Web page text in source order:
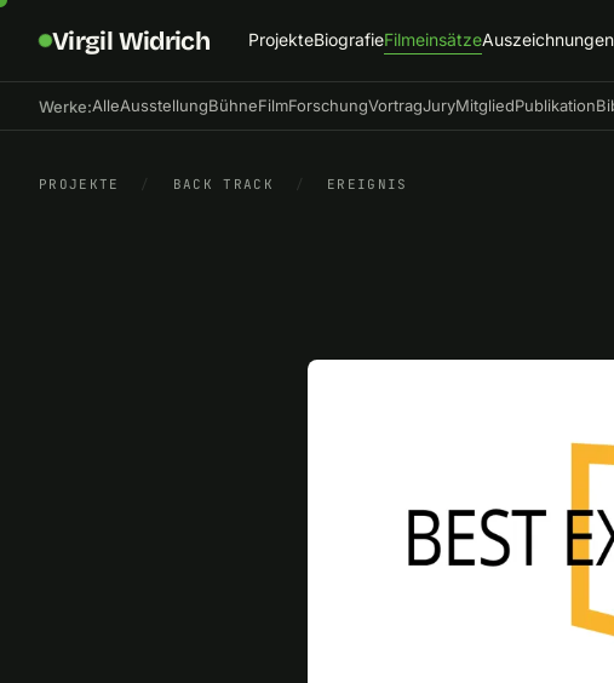
Virgil Widrich ProjekteBiografieFilmeinsätzeAuszeichnungen
Werke:AlleAusstellungBühneFilmForschungVortragJuryMitgliedPublikation
PROJEKTE / BACK TRACK / EREIGNIS